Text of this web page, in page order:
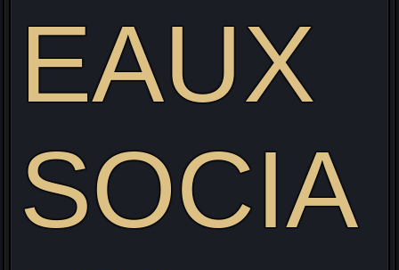
EAUX
SOCIA